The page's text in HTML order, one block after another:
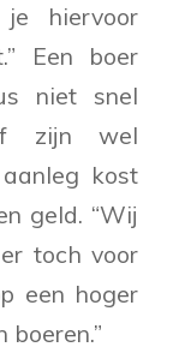
je hiervoor
Een boer
niet snel
zijn wel
kost
geld. “Wij
toch voor
een hoger